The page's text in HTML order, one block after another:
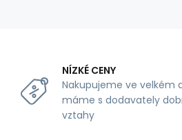
NÍZKÉ CENY
Nakupujeme ve velkém
máme s dodavately
vztahy